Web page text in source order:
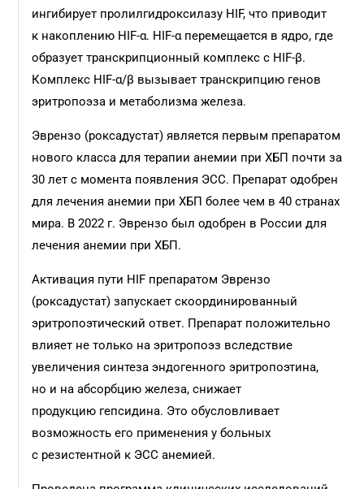
ингибирует пролилгидроксилазу HIF, что приводит
к накоплению HIF-α. HIF-α перемещается в ядро, где
образует транскрипционный комплекс с HIF-β.
Комплекс HIF-α/β вызывает транскрипцию генов
эритропоэза и метаболизма железа.
Эврензо (роксадустат) является первым препаратом
нового класса для терапии анемии при ХБП почти за
30 лет с момента появления ЭСС. Препарат одобрен
для лечения анемии при ХБП более чем в 40 странах
мира. В 2022 г. Эврензо был одобрен в России для
лечения анемии при ХБП.
Активация пути HIF препаратом Эврензо
(роксадустат) запускает скоординированный
эритропоэтический ответ. Препарат положительно
влияет не только на эритропоэз вследствие
увеличения синтеза эндогенного эритропоэтина,
но и на абсорбцию железа, снижает
продукцию гепсидина. Это обусловливает
возможность его применения у больных
с резистентной к ЭСС анемией.